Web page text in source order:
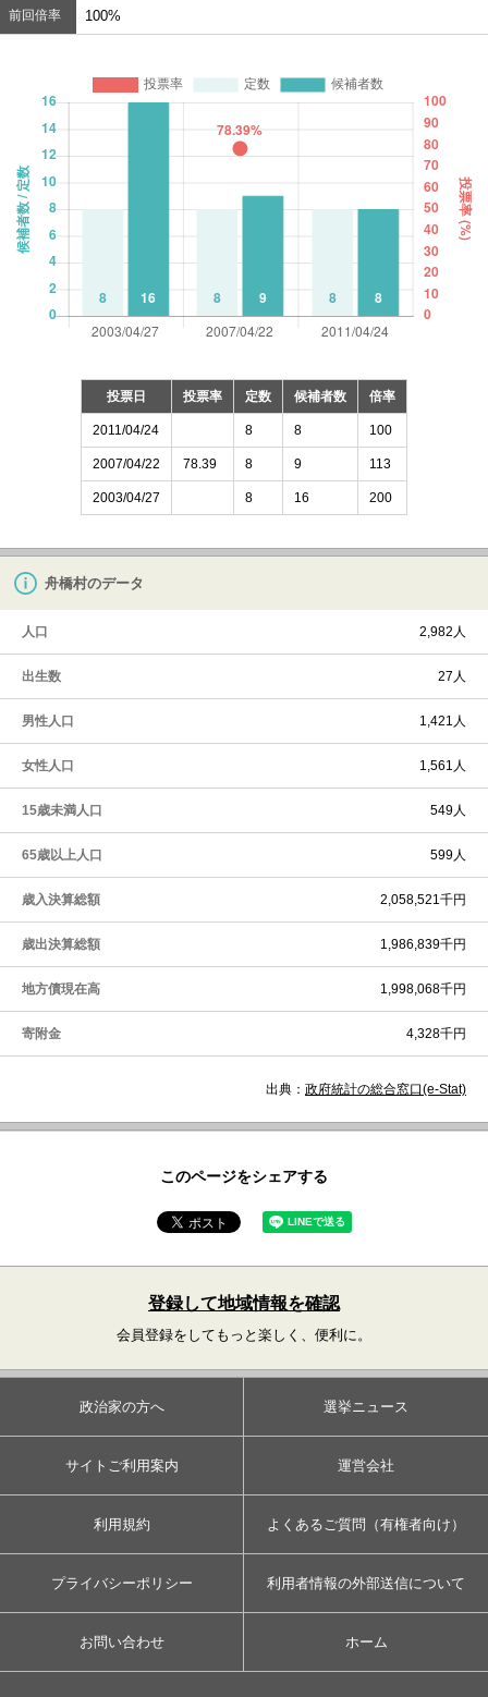
前回倍率 100%
投票日 投票率 定数 候補者数 倍率
2011/04/24 8 8 100
2007/04/22 78.39 8 9 113
2003/04/27 8 16 200
舟橋村のデータ
人口 2,982人
出生数 27人
男性人口 1,421人
女性人口 1,561人
15歳未満人口 549人
65歳以上人口 599人
歳入決算総額 2,058,521千円
歳出決算総額 1,986,839千円
地方債現在高 1,998,068千円
寄附金 4,328千円
出典： 政府統計の総合窓口(e-Stat)
このページをシェアする
登録して地域情報を確認
会員登録をしてもっと楽しく、便利に。
政治家の方へ 選挙ニュース
サイトご利用案内 運営会社
利用規約 よくあるご質問（有権者向け）
プライバシーポリシー 利用者情報の外部送信について
お問い合わせ ホーム